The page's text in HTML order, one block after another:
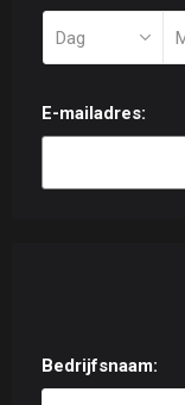
E-mailadres:
Bedrijfsnaam: